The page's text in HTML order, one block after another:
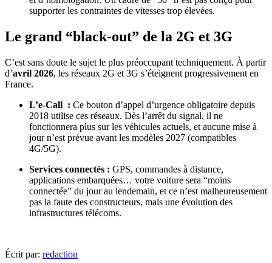
supporter les contraintes de vitesses trop élevées.
Le grand “black-out” de la 2G et 3G
C’est sans doute le sujet le plus préoccupant techniquement. À partir
d’avril 2026, les réseaux 2G et 3G s’éteignent progressivement en
France.
L’e-Call : Ce bouton d’appel d’urgence obligatoire depuis
2018 utilise ces réseaux. Dès l’arrêt du signal, il ne
fonctionnera plus sur les véhicules actuels, et aucune mise à
jour n’est prévue avant les modèles 2027 (compatibles
4G/5G).
Services connectés : GPS, commandes à distance,
applications embarquées… votre voiture sera “moins
connectée” du jour au lendemain, et ce n’est malheureusement
pas la faute des constructeurs, mais une évolution des
infrastructures télécoms.
Écrit par: redaction